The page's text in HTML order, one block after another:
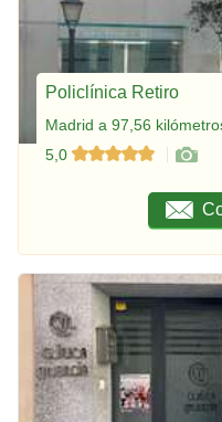
Policlínica Retiro
Madrid a 97,56
5,0